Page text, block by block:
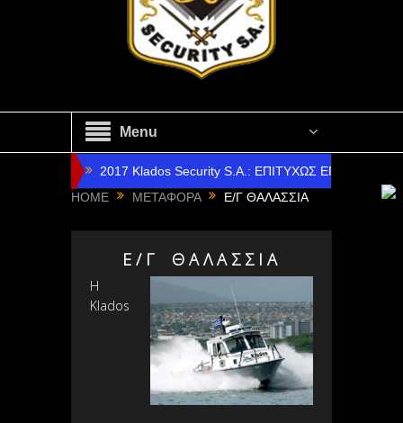
Menu
2017 Klados Security S.A.: ΕΠΙΤΥΧΩΣ
2016 Klados Security S.A.: ΕΠΙΤΥΧΗΣ Ο
2014 Klados Security S.A.: ΕΠΙΤΥΧΗΣ Η
2012 Klados Security S.A.: ΗΡΑΚΛΕΙΟ &
2017 Klados Security S.A. : ΧΡΟΝΙΑ ΠΟΛΛΑ ΚΑΙ
HOME ΜΕΤΑΦΟΡΑ Ε/Γ ΘΑΛΑΣΣΙΑ
Ε / Γ Θ Α Λ Α Σ Σ Ι Α
Η
Klados